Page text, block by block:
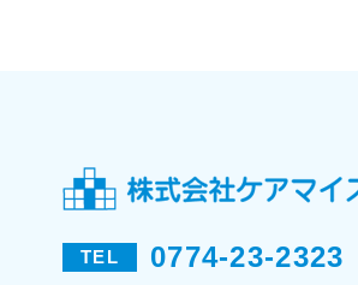
TEL 0774-23-2323